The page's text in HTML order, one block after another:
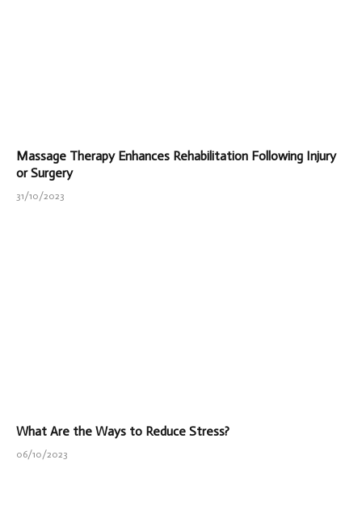
Massage Therapy Enhances Rehabilitation Following Injury
or Surgery
31/10/2023
What Are the Ways to Reduce Stress?
06/10/2023